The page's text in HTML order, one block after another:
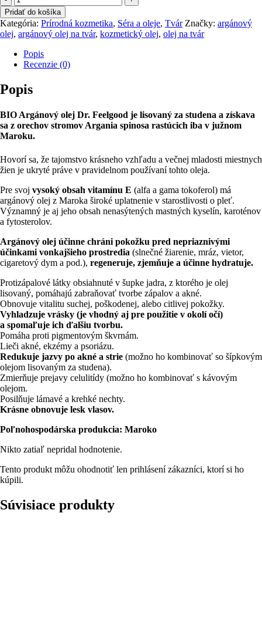
Argánový
olej
BIO
kozmetický,
100
ml
Pridať do košíka
Kategória: Prírodná kozmetika, Séra a oleje, Tvár Značky: argánový
olej, argánový olej na tvár, kozmetický olej, olej na tvár
Popis
Recenzie (0)
Popis
BIO Argánový olej Dr. Feelgood je lisovaný za studena a získava
sa z orechov stromov Argania spinosa rastúcich iba v južnom
Maroku.
Hovorí sa, že tajomstvo krásneho vzhľadu a večnej mladosti miestnych
žien je ukryté práve v pravidelnom používaní tohto oleja.
Pre svoj vysoký obsah vitamínu E (alfa a gama tokoferol) má
argánový olej z Maroka široké uplatnenie v starostlivosti o pleť.
Významný je aj jeho obsah nenasýtených mastných kyselín, karoténov
a fytosterolov.
Argánový olej účinne chráni pokožku pred nepriaznivými
účinkami vonkajšieho prostredia (slnečné žiarenie, mráz, vietor,
cigaretový dym a pod.), regeneruje, zjemňuje a účinne hydratuje.
Protizápalové látky obsiahnuté v šupke jadra, z ktorého je olej
lisovaný, pomáhajú zabraňovať tvorbe zápalov a akné.
Obnovuje vitalitu suchej, poškodenej, alebo citlivej pokožky.
Vyhladzuje vrásky (je vhodný aj pre použitie v okolí očí)
a spomaľuje ich ďalšiu tvorbu.
Pomáha proti pigmentovým škvrnám.
Lieči akné, ekzémy a psoriázu.
Redukuje jazvy po akné a strie (možno ho kombinovať so šípkovým
olejom lisovaným za studena).
Zmierňuje prejavy celulitídy (možno ho kombinovať s kávovým
olejom.
Posilňuje lámavé a krehké nechty.
Krásne obnovuje lesk vlasov.
Poľnohospodárska produkcia: Maroko
Nikto zatiaľ nepridal hodnotenie.
Tento produkt môžu ohodnotiť len prihlásení zákazníci, ktorí si ho
kúpili.
Súvisiace produkty